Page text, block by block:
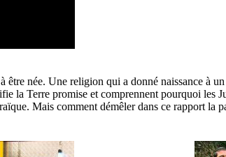
née. Une religion qui a donné naissance à
la Terre promise et comprennent pourquoi
Mais comment démêler dans ce rapport la